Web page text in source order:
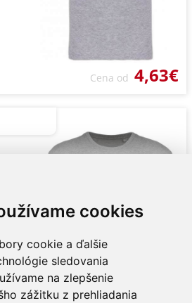
cookies
cookie a ďalšie
sledovania
na zlepšenie
zážitku z prehliadania
Cena od 4,63€
Ro